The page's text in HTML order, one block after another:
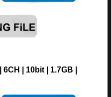
6CH | 10bit | 1.7GB |